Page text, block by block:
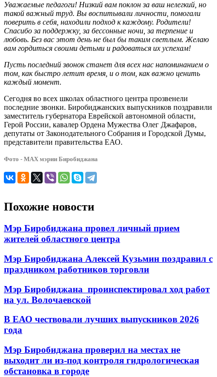
Уважаемые педагоги! Низкий вам поклон за ваш нелегкий, но
такой важный труд. Вы воспитывали личности, помогали
поверить в себя, находили подход к каждому. Родители!
Спасибо за поддержку, за бессонные ночи, за терпение и
любовь. Без вас этот день не был бы таким светлым. Желаю
вам гордиться своими детьми и радоваться их успехам!
Пусть последний звонок станет для всех нас напоминанием о
том, как быстро летит время, и о том, как важно ценить
каждый момент.
Сегодня во всех школах областного центра прозвенели
последние звонки. Биробиджанских выпускников поздравили
заместитель губернатора Еврейской автономной области,
Герой России, кавалер Ордена Мужества Олег Джафаров,
депутаты от Законодательного Собрания и Городской Думы,
представители правительства ЕАО.
Фото - МАХ мэрии Биробиджана
Похожие новости
Мэр Биробиджана провел личный прием
жителей областного центра
Мэр Биробиджана Алексей Кузьмин поздравил с
праздником работников торговли
Мэр Биробиджана проинспектировал ход работ
на ул. Волочаевской
В ЕАО чествовали лучших выпускников 2026
года
Мэр Биробиджана проверил на местах не
выходит ли из-под контроля гидрологическая
обстановка в городе